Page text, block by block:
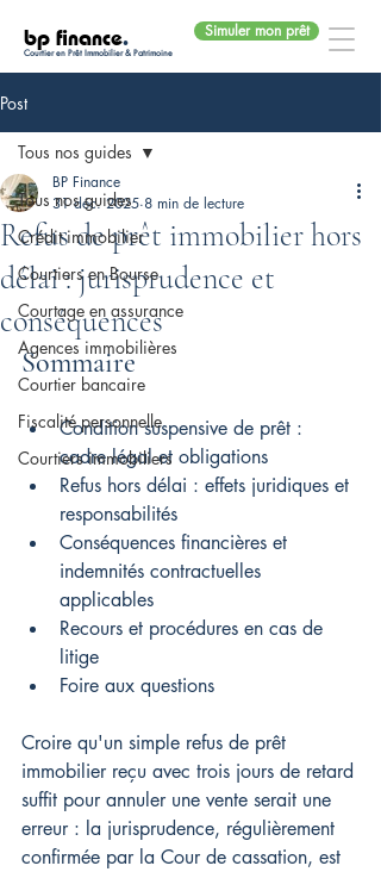
bp finance.
Courtier en Prêt Immobilier & Patrimoine
Simuler mon prêt
Post
Tous nos guides
Crédit immobilier
Courtiers en Bourse
Courtage en assurance
Agences immobilières
Courtier bancaire
Fiscalité personnelle
Courtiers immobiliers
Tous nos guides
Refus de prêt immobilier hors
délai : jurisprudence et
conséquences
BP Finance
31 déc. 2025 8 min de lecture
Sommaire
Condition suspensive de prêt :
cadre légal et obligations
Refus hors délai : effets juridiques et
responsabilités
Conséquences financières et
indemnités contractuelles
applicables
Recours et procédures en cas de
litige
Foire aux questions
Croire qu'un simple refus de prêt
immobilier reçu avec trois jours de retard
suffit pour annuler une vente serait une
erreur : la jurisprudence, régulièrement
confirmée par la Cour de cassation, est